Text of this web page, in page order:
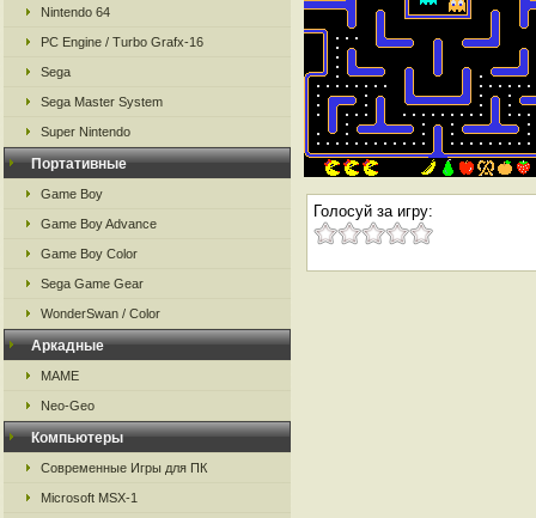
Nintendo 64
PC Engine / Turbo Grafx-16
Sega
Sega Master System
Super Nintendo
Портативные
Game Boy
Game Boy Advance
Game Boy Color
Sega Game Gear
WonderSwan / Color
Аркадные
MAME
Neo-Geo
Компьютеры
Современные Игры для ПК
Microsoft MSX-1
Голосуй за игру: